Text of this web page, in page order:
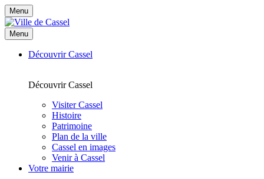
Menu
Menu
Découvrir Cassel
Découvrir Cassel
Visiter Cassel
Histoire
Patrimoine
Plan de la ville
Cassel en images
Venir à Cassel
Votre mairie